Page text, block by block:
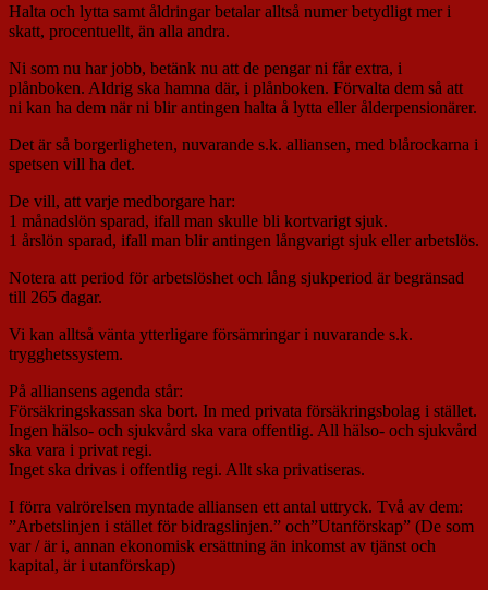
Halta och lytta samt åldringar betalar alltså numer betydligt mer i
skatt, procentuellt, än alla andra.
Ni som nu har jobb, betänk nu att de pengar ni får extra, i
plånboken. Aldrig ska hamna där, i plånboken. Förvalta dem så att
ni kan ha dem när ni blir antingen halta å lytta eller ålderpensionärer.
Det är så borgerligheten, nuvarande s.k. alliansen, med blårockarna i
spetsen vill ha det.
De vill, att varje medborgare har:
1 månadslön sparad, ifall man skulle bli kortvarigt sjuk.
1 årslön sparad, ifall man blir antingen långvarigt sjuk eller arbetslös.
Notera att period för arbetslöshet och lång sjukperiod är begränsad
till 265 dagar.
Vi kan alltså vänta ytterligare försämringar i nuvarande s.k.
trygghetssystem.
På alliansens agenda står:
Försäkringskassan ska bort. In med privata försäkringsbolag i stället.
Ingen hälso- och sjukvård ska vara offentlig. All hälso- och sjukvård
ska vara i privat regi.
Inget ska drivas i offentlig regi. Allt ska privatiseras.
I förra valrörelsen myntade alliansen ett antal uttryck. Två av dem:
”Arbetslinjen i stället för bidragslinjen.” och”Utanförskap” (De som
var / är i, annan ekonomisk ersättning än inkomst av tjänst och
kapital, är i utanförskap)